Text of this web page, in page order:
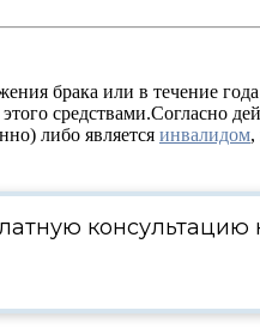
брака или в течение
средствами.Согласно
либо является инвалидом,
консультацию